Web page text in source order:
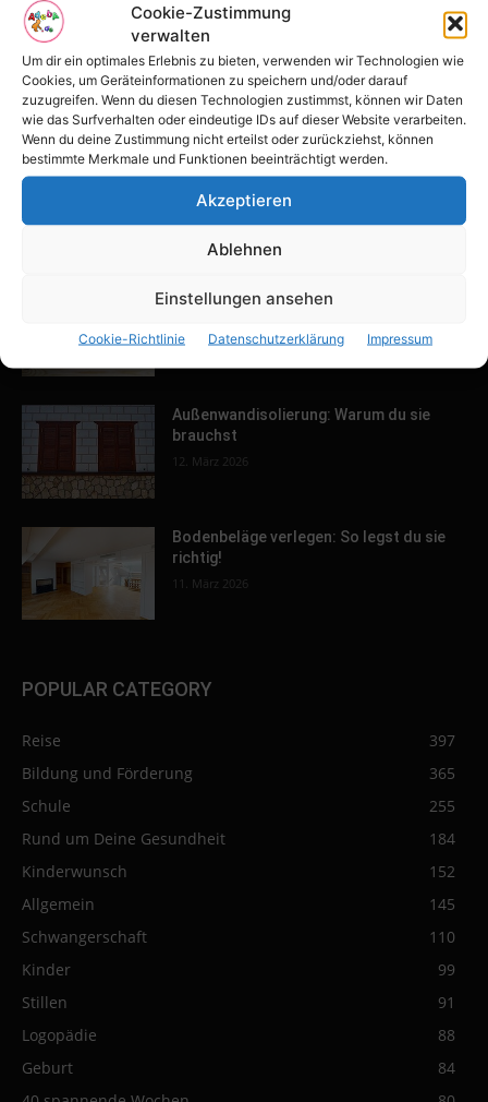
Cookie-Zustimmung
verwalten
Um dir ein optimales Erlebnis zu bieten, verwenden wir Technologien wie
Cookies, um Geräteinformationen zu speichern und/oder darauf
zuzugreifen. Wenn du diesen Technologien zustimmst, können wir Daten
wie das Surfverhalten oder eindeutige IDs auf dieser Website verarbeiten.
Wenn du deine Zustimmung nicht erteilst oder zurückziehst, können
bestimmte Merkmale und Funktionen beeinträchtigt werden.
Akzeptieren
Ablehnen
Einstellungen ansehen
Cookie-Richtlinie Datenschutzerklärung Impressum
ein
16. April 2026
Familien-Paradies an der Adria
31. März 2026
Keller ausbauen: Tipps und Ideen für
dein Zuhause
13. März 2026
Außenwandisolierung: Warum du sie
brauchst
12. März 2026
Bodenbeläge verlegen: So legst du sie
richtig!
11. März 2026
POPULAR CATEGORY
Reise
397
Bildung und Förderung
365
Schule
255
Rund um Deine Gesundheit
184
Kinderwunsch
152
Allgemein
145
Schwangerschaft
110
Kinder
99
Stillen
91
Logopädie
88
Geburt
84